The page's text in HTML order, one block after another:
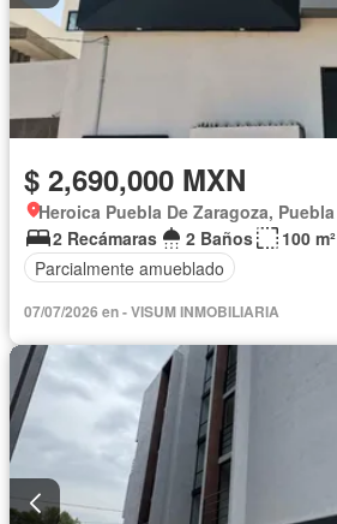
$ 2,690,000 MXN
Heroica Puebla De Zaragoza, Puebla
2 Recámaras
2 Baños
100 m²
Parcialmente amueblado
07/07/2026 en - VISUM INMOBILIARIA